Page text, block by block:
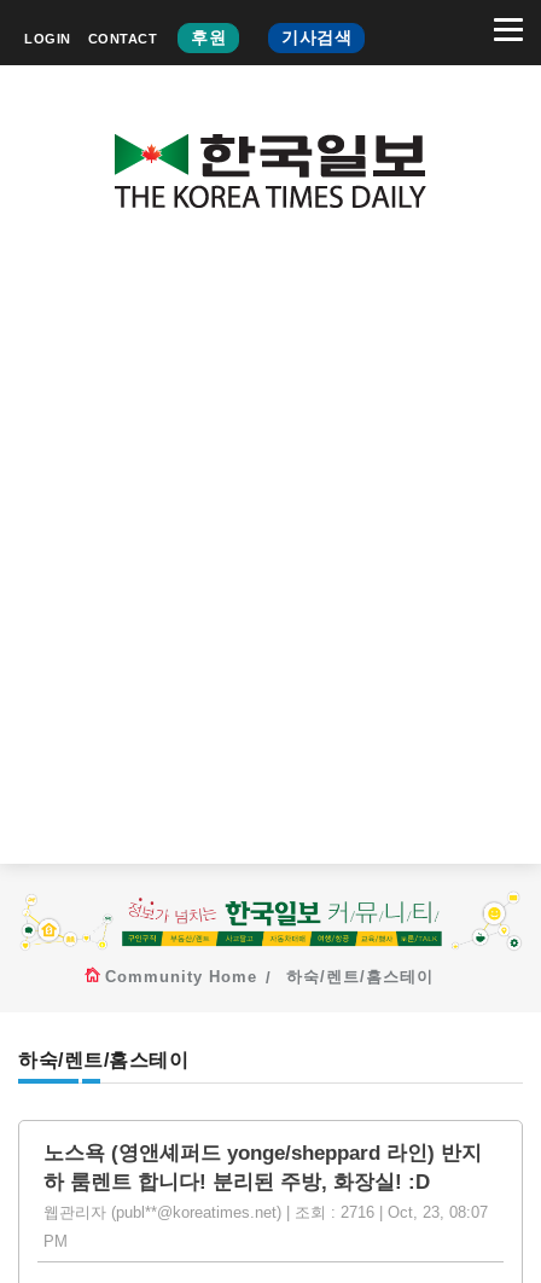
LOGIN CONTACT 후원 기사검색
Community Home 하숙/렌트/홈스테이
하숙/렌트/홈스테이
노스욕 (영앤셰퍼드 yonge/sheppard 라인) 반지
하 룸렌트 합니다! 분리된 주방, 화장실! :D
웹관리자 (publ**@koreatimes.net) | 조회 : 2716 | Oct, 23, 08:07
PM